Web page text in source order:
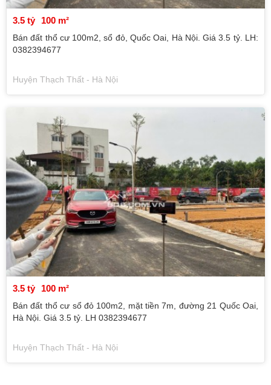
3.5 tỷ 100 m²
Bán đất thổ cư 100m2, sổ đỏ, Quốc Oai, Hà Nội. Giá 3.5 tỷ. LH:
0382394677
Huyện Thạch Thất - Hà Nội
3.5 tỷ 100 m²
Bán đất thổ cư sổ đỏ 100m2, mặt tiền 7m, đường 21 Quốc Oai,
Hà Nội. Giá 3.5 tỷ. LH 0382394677
Huyện Thạch Thất - Hà Nội